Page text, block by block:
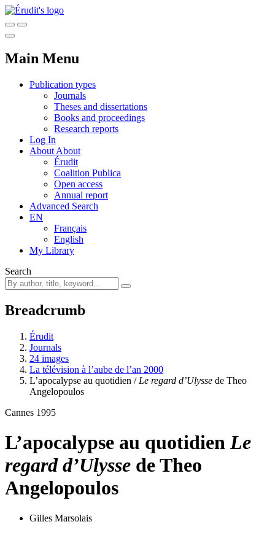
Main Menu
Publication types
Journals
Theses and dissertations
Books and proceedings
Research reports
Log In
About About
Érudit
Coalition Publica
Open access
Annual report
Advanced Search
EN
Français
English
My Library
Search
Breadcrumb
Érudit
Journals
24 images
La télévision à l’aube de l’an 2000
L’apocalypse au quotidien / Le regard d’Ulysse de Theo
Angelopoulos
Cannes 1995
L’apocalypse au quotidien Le
regard d’Ulysse de Theo
Angelopoulos
Gilles Marsolais